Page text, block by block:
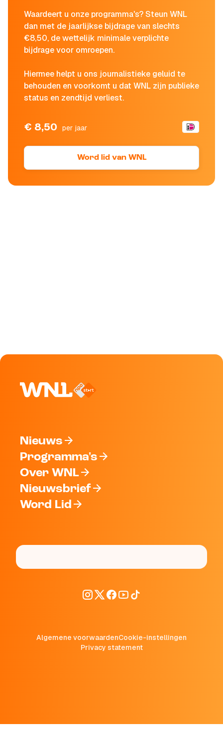
Waardeert u onze programma's? Steun WNL
dan met de jaarlijkse bijdrage van slechts
€8,50, de wettelijk minimale verplichte
bijdrage voor omroepen.
Hiermee helpt u ons journalistieke geluid te
behouden en voorkomt u dat WNL zijn publieke
status en zendtijd verliest.
€ 8,50 per jaar
Word lid van WNL
Nieuws
Programma's
Over WNL
Nieuwsbrief
Word Lid
Algemene voorwaardenCookie-instellingen
Privacy statement